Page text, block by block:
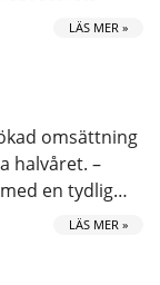
LÄS MER »
omsättning
halvåret. –
en tydlig…
LÄS MER »